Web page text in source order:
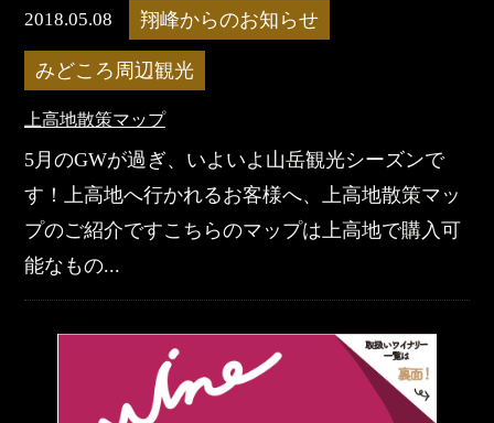
2018.05.08 翔峰からのお知らせ
みどころ周辺観光
上高地散策マップ
5月のGWが過ぎ、いよいよ山岳観光シーズンで
す！上高地へ行かれるお客様へ、上高地散策マッ
プのご紹介ですこちらのマップは上高地で購入可
能なもの...